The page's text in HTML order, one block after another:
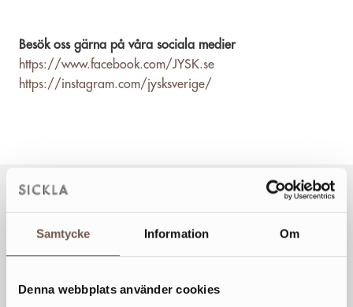
Samtycke Information Om
Denna webbplats använder cookies
Mån
10-20
Besök oss gärna på våra sociala medier
https://www.facebook.com/JYSK.se
https://instagram.com/jysksverige/